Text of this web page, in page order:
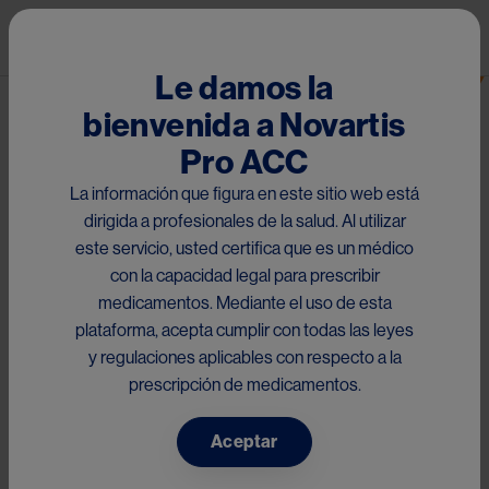
Pasar al contenido principal
Materiales RMP para West
Indies
West Indies RMP Materials
Audio RMP Ranibizumab DR WI 2024
Something went wrong
Le damos la
bienvenida a Novartis
Pro ACC
La información que figura en este sitio web está
dirigida a profesionales de la salud. Al utilizar
este servicio, usted certifica que es un médico
con la capacidad legal para prescribir
medicamentos. Mediante el uso de esta
plataforma, acepta cumplir con todas las leyes
y regulaciones aplicables con respecto a la
prescripción de medicamentos.
Aceptar